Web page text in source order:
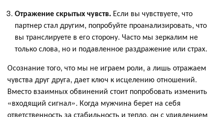
Отражение скрытых чувств. Если вы чувствуете, что
партнер стал другим, попробуйте проанализировать, что
вы транслируете в его сторону. Часто мы зеркалим не
только слова, но и подавленное раздражение или страх.
Осознание того, что мы не играем роли, а лишь отражаем
чувства друг друга, дает ключ к исцелению отношений.
Вместо взаимных обвинений стоит попробовать изменить
«входящий сигнал». Когда мужчина берет на себя
ответственность за стабильность и тепло, он с удивлением